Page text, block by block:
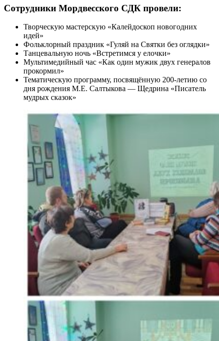
Сотрудники Мордвесского СДК провели:
Творческую мастерскую «Калейдоскоп новогодних
идей»
Фольклорный праздник «Гуляй на Святки без оглядки»
Танцевальную ночь «Встретимся у елочки»
Мультимедийный час «Как один мужик двух генералов
прокормил»
Тематическую программу, посвящённую 200-летию со
дня рождения М.Е. Салтыкова — Щедрина «Писатель
мудрых сказок»